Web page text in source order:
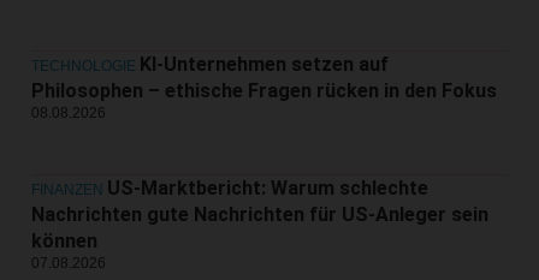
TECHNOLOGIE KI-Unternehmen setzen auf
Philosophen – ethische Fragen rücken in den Fokus
08.08.2026
FINANZEN US-Marktbericht: Warum schlechte
Nachrichten gute Nachrichten für US-Anleger sein
können
07.08.2026